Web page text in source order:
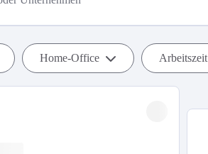
Home-Office Arbeitszeit